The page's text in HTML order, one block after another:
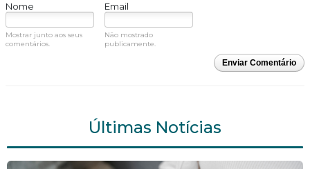
Nome
Email
Mostrar junto aos seus
comentários.
Não mostrado
publicamente.
Enviar Comentário
Últimas Notícias